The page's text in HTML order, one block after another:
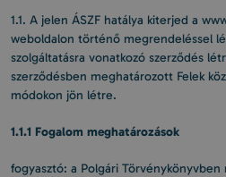
1.1. A jelen ÁSZF hatálya kiterjed a
weboldalon történő megrendeléssel
szolgáltatásra vonatkozó szerződés
szerződésben meghatározott Felek
módokon jön létre.
1.1.1 Fogalom meghatározások
fogyasztó: a Polgári